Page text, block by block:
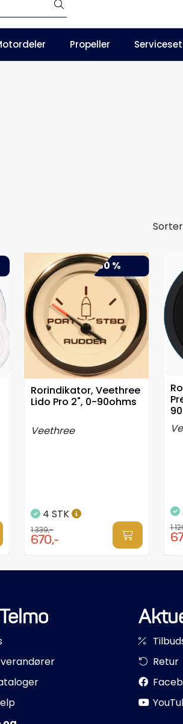
NO Infosenter
Propeller
Sorter
-50 %
Rorindikator, Veethree
Lido Pro 2", 0-90ohms
Veethree
4 STK
1.339,-
670,-
Retur